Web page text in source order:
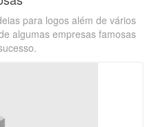
para logos além de vários
algumas empresas famosas